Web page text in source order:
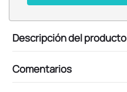
Descripción del producto
Comentarios